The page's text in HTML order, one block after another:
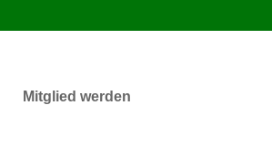
Mitglied werden